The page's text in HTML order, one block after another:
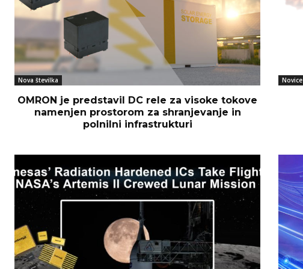
Nova številka
OMRON je predstavil DC rele za visoke tokove
namenjen prostorom za shranjevanje in
polnilni infrastrukturi
Novice